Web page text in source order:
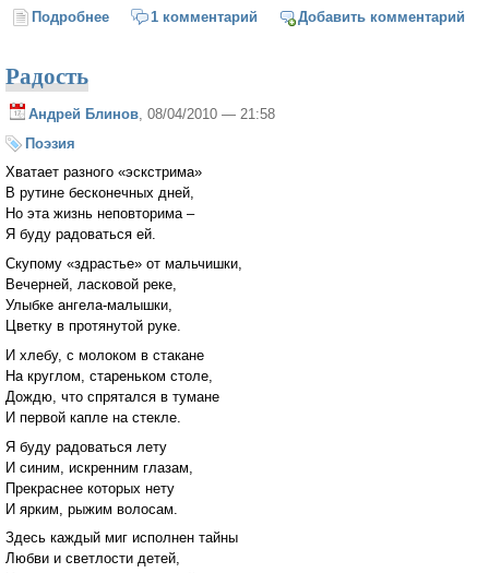
Подробнее о Первая песня
1 комментарий Добавить комментарий
Радость
Андрей Блинов , 08/04/2010 — 21:58
Поэзия
Хватает разного «эскстрима»
В рутине бесконечных дней,
Но эта жизнь неповторима –
Я буду радоваться ей.
Скупому «здрастье» от мальчишки,
Вечерней, ласковой реке,
Улыбке ангела-малышки,
Цветку в протянутой руке.
И хлебу, с молоком в стакане
На круглом, стареньком столе,
Дождю, что спрятался в тумане
И первой капле на стекле.
Я буду радоваться лету
И синим, искренним глазам,
Прекраснее которых нету
И ярким, рыжим волосам.
Здесь каждый миг исполнен тайны
Любви и светлости детей,